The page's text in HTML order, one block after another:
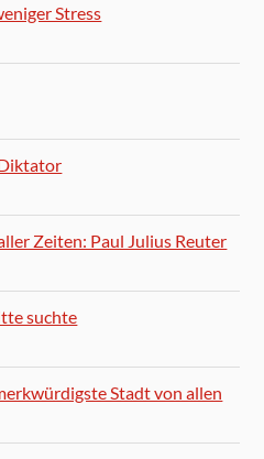
Stress
Zeiten: Paul Julius Reuter
suchte
Stadt von allen